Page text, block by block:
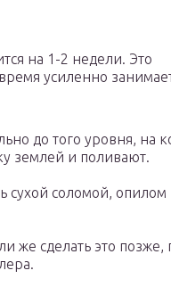
на 1-2 недели. Это
усиленно
до того уровня, на
землей и поливают.
сухой соломой, опилом
же сделать это позже,